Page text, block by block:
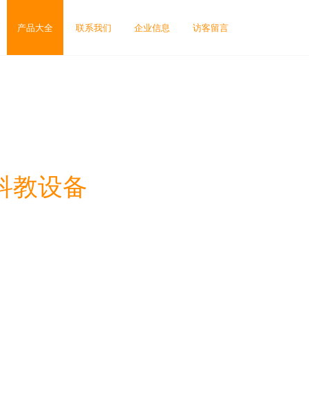
产品大全 联系我们 企业信息 访客留言
教设备